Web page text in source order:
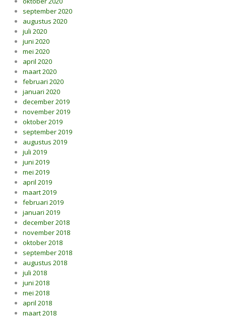
september 2020
augustus 2020
juli 2020
juni 2020
mei 2020
april 2020
maart 2020
februari 2020
januari 2020
december 2019
november 2019
oktober 2019
september 2019
augustus 2019
juli 2019
juni 2019
mei 2019
april 2019
maart 2019
februari 2019
januari 2019
december 2018
november 2018
oktober 2018
september 2018
augustus 2018
juli 2018
juni 2018
mei 2018
april 2018
maart 2018